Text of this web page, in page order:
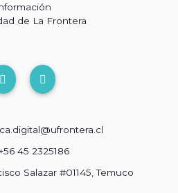
de La Frontera
45 2325186
Salazar #01145, Temuco